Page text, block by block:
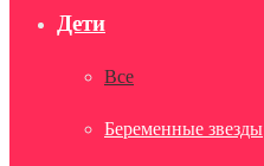
Дети
Все
Беременные звезды